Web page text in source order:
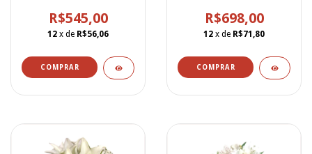
R$545,00
12 x de R$56,06
Outras - BN00253
R$698,00
12 x de R$71,80